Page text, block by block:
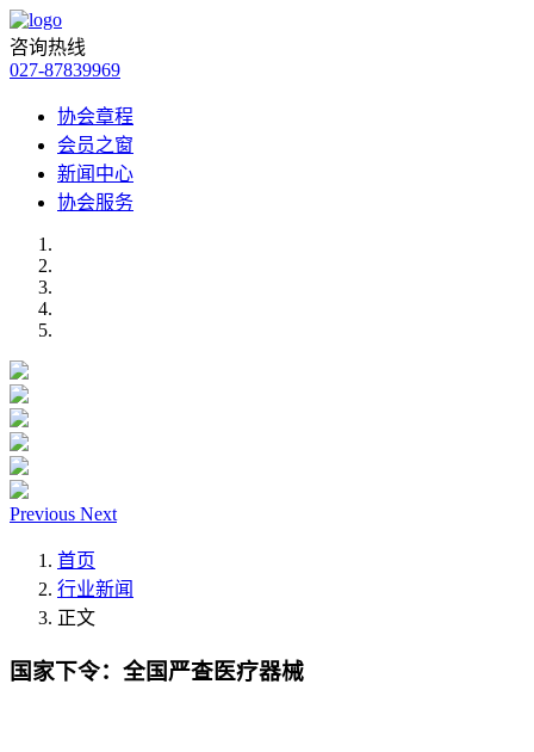
咨询热线
027-87839969
协会章程
会员之窗
新闻中心
协会服务
Previous Next
首页
行业新闻
正文
国家下令：全国严查医疗器械